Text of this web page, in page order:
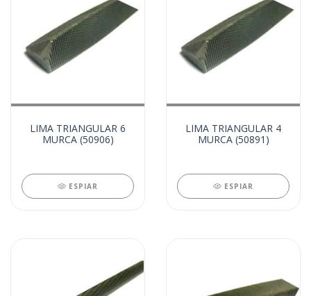
LIMA TRIANGULAR 6
MURCA (50906)
ESPIAR
LIMA TRIANGULAR 4
MURCA (50891)
ESPIAR